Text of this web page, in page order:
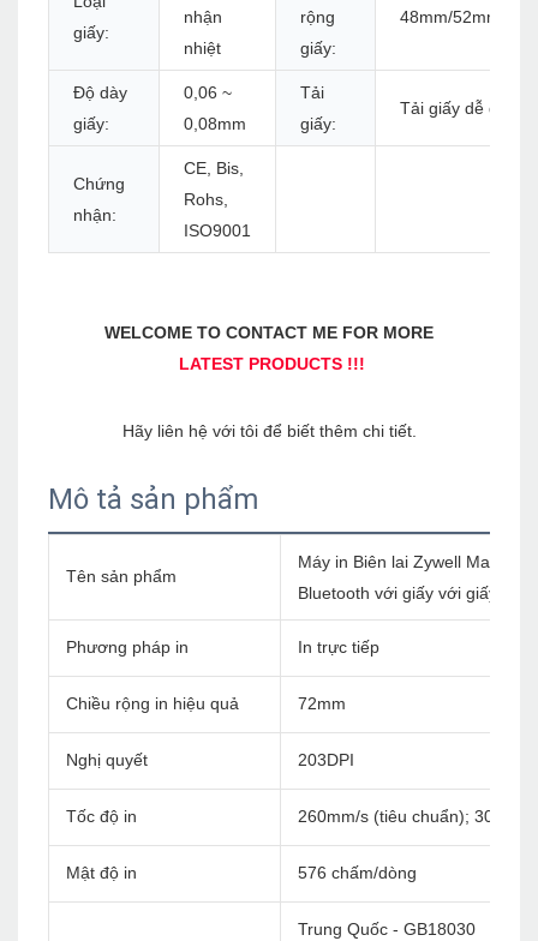
giấy:
nhận
nhiệt
rộng
giấy:
48mm/52mm/
Độ dày
giấy:
0,06 ~
0,08mm
Tải
giấy:
Tải giấy dễ dàng
Chứng
nhận:
CE, Bis,
Rohs,
ISO9001
Mô tả sản phẩm
Tên sản phẩm
Máy in Biên lai Zywell Mac
Bluetooth với giấy với giấy
Phương pháp in In trực tiếp
Chiều rộng in hiệu quả 72mm
Nghị quyết 203DPI
Tốc độ in 260mm/s (tiêu chuẩn);
Mật độ in 576 chấm/dòng
Trung Quốc - GB18030